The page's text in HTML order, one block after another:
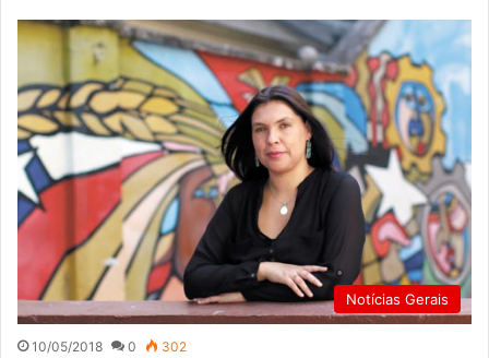
Notícias Gerais
10/05/2018 0 302